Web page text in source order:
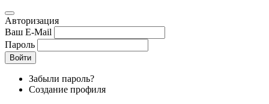
Авторизация
Ваш E-Mail
Пароль
Войти
Забыли пароль?
Создание профиля